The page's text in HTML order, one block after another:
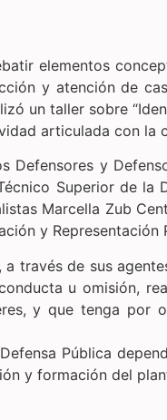
elementos
y atención de
un taller sobre
articulada con la
Defensores y
Superior de la
Marcella Zub
y Representación
a través de sus
u omisión,
y que tenga por
Pública
y formación del